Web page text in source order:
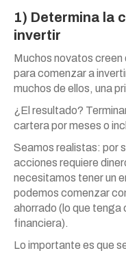
1) Determina la
invertir
Muchos novatos creen
para comenzar a
muchos de ellos, una
¿El resultado?
cartera por meses o
Seamos realistas: por
acciones requiere
necesitamos tener un
podemos comenzar
ahorrado (lo que tenga
financiera).
Lo importante es que